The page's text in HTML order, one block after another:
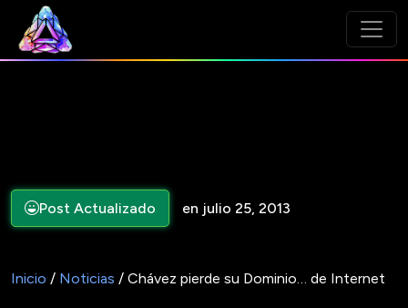
Post Actualizado en julio 25, 2013
Inicio / Noticias / Chávez pierde su Dominio… de Internet